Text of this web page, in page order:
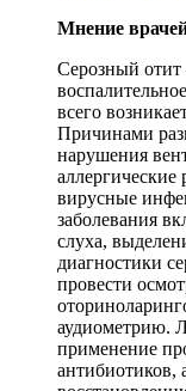
Мнение
Серозный отит
всего
Причинами
нарушения
вирусные
заболевания
слуха,
диагностики
провести
аудиометрию.
применение
антибиотиков,